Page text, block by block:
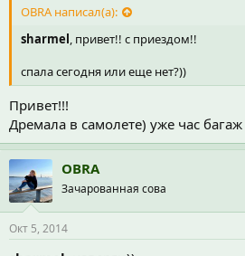
OBRA написал(а):
sharmel, привет!! с приездом!!
спала сегодня или еще нет?))
Привет!!!
Дремала в самолете) уже час
OBRA
Зачарованная сова
Окт 5, 2014